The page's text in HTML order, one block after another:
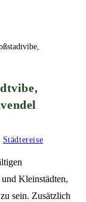
Städtereise
Kleinstädten,
sein. Zusätzlich